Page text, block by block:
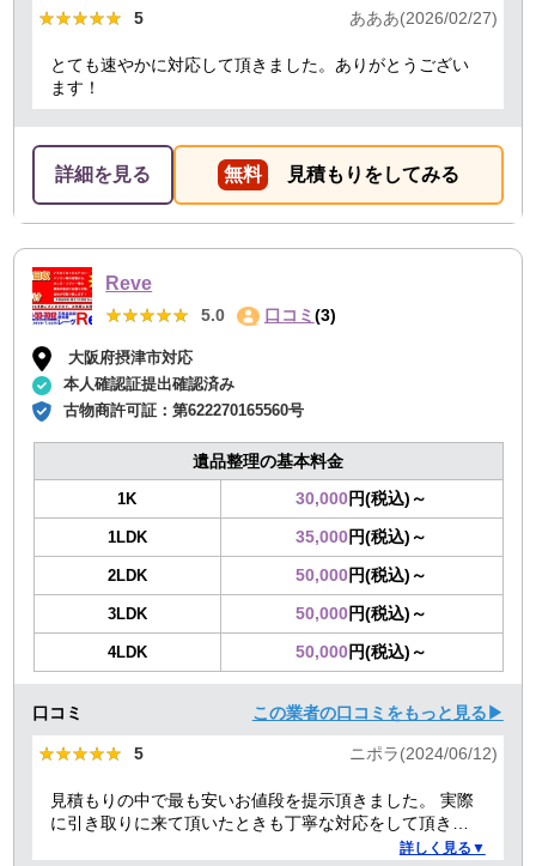
★★★★★
★★★★★ 5 あああ(2026/02/27)
とても速やかに対応して頂きました。ありがとうござい
ます！
詳細を見る 無料 見積もりをしてみる
Reve
★★★★★
★★★★★ 5.0 口コミ (3)
大阪府摂津市対応
本人確認証提出確認済み
古物商許可証：第622270165560号
遺品整理の基本料金
1K 30,000円(税込)～
1LDK 35,000円(税込)～
2LDK 50,000円(税込)～
3LDK 50,000円(税込)～
4LDK 50,000円(税込)～
口コミ この業者の口コミをもっと見る▶
★★★★★
★★★★★ 5 ニポラ(2024/06/12)
見積もりの中で最も安いお値段を提示頂きました。 実際
に引き取りに来て頂いたときも丁寧な対応をして頂き、
詳しく見る▼